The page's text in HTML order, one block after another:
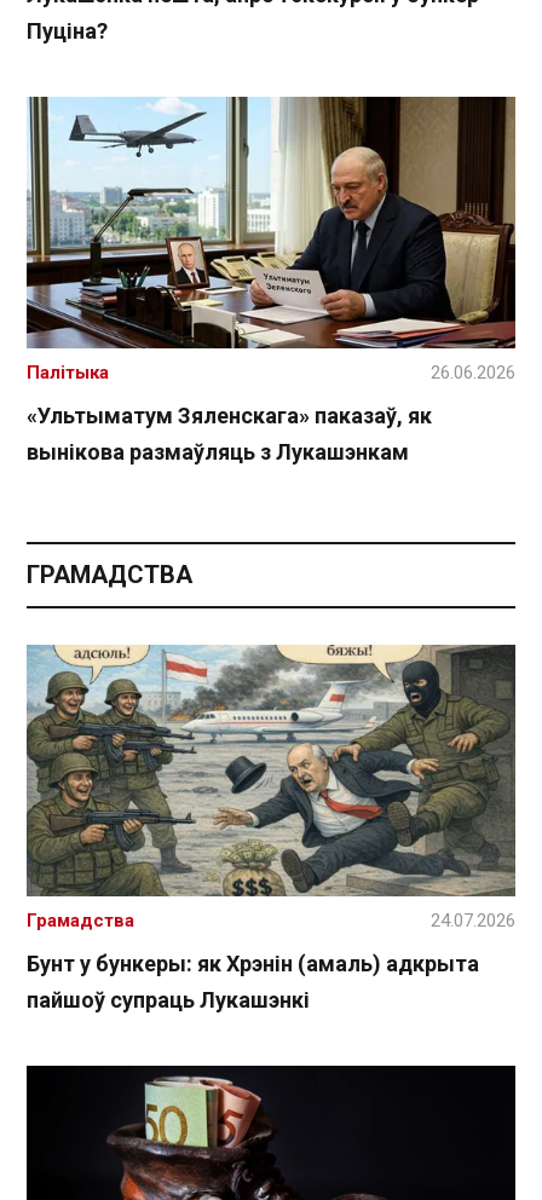
Пуціна?
«Ультыматум Зяленскага» паказаў, як
вынікова размаўляць з Лукашэнкам
Палітыка 26.06.2026
ГРАМАДСТВА
Бунт у бункеры: як Хрэнін (амаль) адкрыта
пайшоў супраць Лукашэнкі
Грамадства 24.07.2026